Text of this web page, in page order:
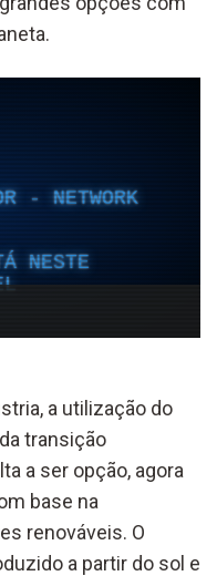
a utilização do
transição
a ser opção, agora
base na
renováveis. O
a partir do sol e